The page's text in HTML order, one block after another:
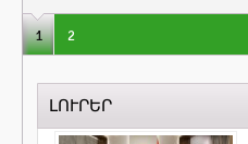
1 2
ԼՈՒՐԵՐ